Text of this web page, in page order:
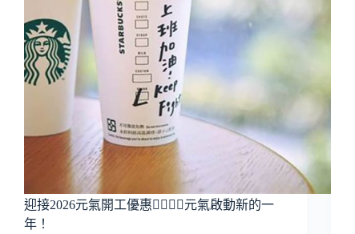
迎接2026元氣開工優惠🙋‍♂️🙋‍♀️元氣啟動新的一
年！